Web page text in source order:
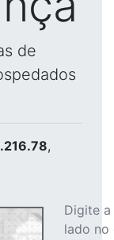
de
,
Digite
lado no